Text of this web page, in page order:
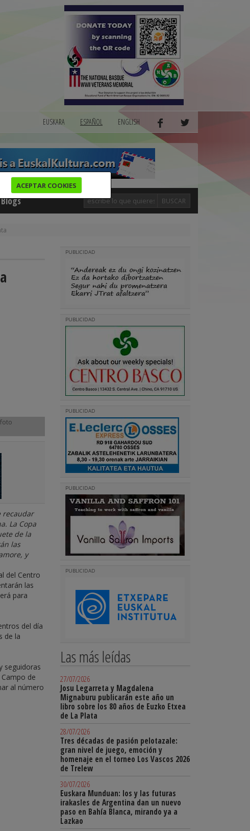
ACEPTAR COOKIES
EUSKARA ESPAÑOL ENGLISH
Blogs BUSCAR
recaudar
La Copa
de la
las
y
del Centro
las
para
del día
de la
seguidoras
de
al número
PUBLICIDAD
PUBLICIDAD
PUBLICIDAD
PUBLICIDAD
PUBLICIDAD
Las más leídas
27/07/2026
Josu Legarreta y Magdalena
Mignaburu publicarán este año un
libro sobre los 80 años de Euzko Etxea
de La Plata
28/07/2026
Tres décadas de pasión pelotazale:
gran nivel de juego, emoción y
homenaje en el torneo Los Vascos 2026
de Trelew
30/07/2026
Euskara Munduan: los y las futuras
irakasles de Argentina dan un nuevo
paso en Bahía Blanca, mirando ya a
Lazkao